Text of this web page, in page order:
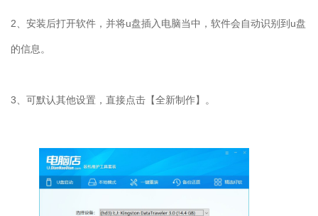
2 、安装后打开软件，并将u盘插入电脑当中，软件会自动识别到 u盘
的信息。
3 、可默认其他设置，直接点击【全新制作】。